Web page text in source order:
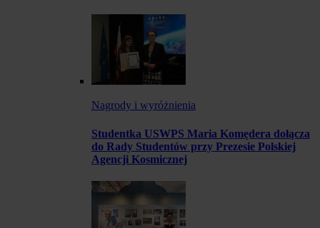
Nagrody i wyróżnienia
Studentka USWPS Maria Komędera dołącza
do Rady Studentów przy Prezesie Polskiej
Agencji Kosmicznej